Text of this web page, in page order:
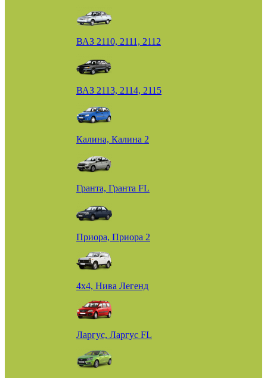
ВАЗ 2110, 2111, 2112
ВАЗ 2113, 2114, 2115
Калина, Калина 2
Гранта, Гранта FL
Приора, Приора 2
4х4, Нива Легенд
Ларгус, Ларгус FL